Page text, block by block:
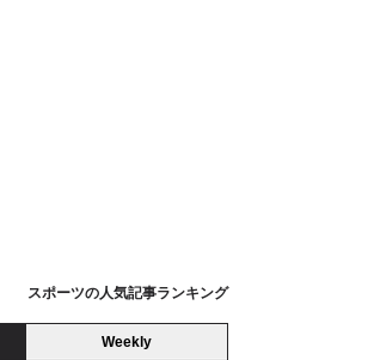
スポーツの人気記事ランキング
Weekly